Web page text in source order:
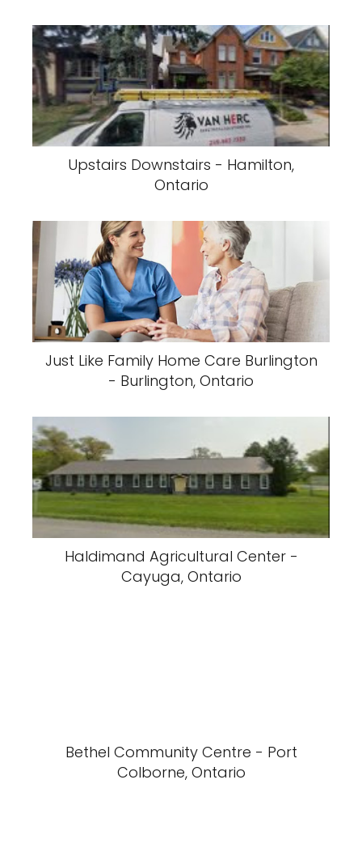
Upstairs Downstairs - Hamilton,
Ontario
Just Like Family Home Care Burlington
- Burlington, Ontario
Haldimand Agricultural Center -
Cayuga, Ontario
Bethel Community Centre - Port
Colborne, Ontario